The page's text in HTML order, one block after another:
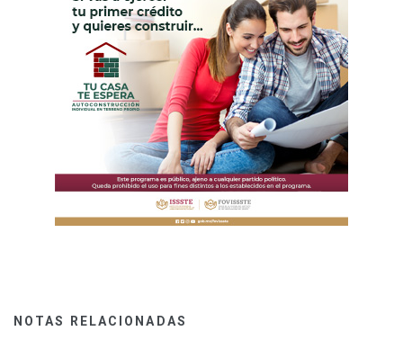
NOTAS RELACIONADAS